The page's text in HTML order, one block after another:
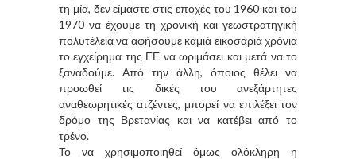
τη μία, δεν είμαστε στις εποχές του 1960 και του
1970 να έχουμε τη χρονική και γεωστρατηγική
πολυτέλεια να αφήσουμε καμιά εικοσαριά χρόνια
το εγχείρημα της ΕΕ να ωριμάσει και μετά να το
ξαναδούμε. Από την άλλη, όποιος θέλει να
προωθεί τις δικές του ανεξάρτητες
αναθεωρητικές ατζέντες, μπορεί να επιλέξει τον
δρόμο της Βρετανίας και να κατέβει από το
τρένο.
Το να χρησιμοποιηθεί όμως ολόκληρη η